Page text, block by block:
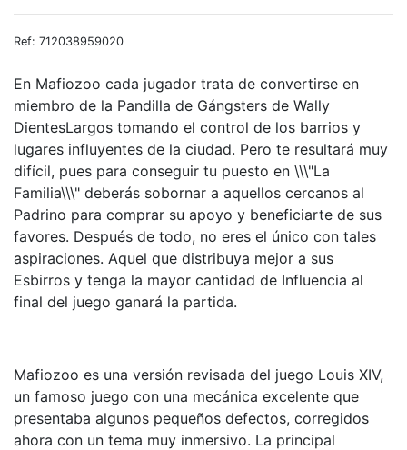
Ref: 712038959020
En Mafiozoo cada jugador trata de convertirse en
miembro de la Pandilla de Gángsters de Wally
DientesLargos tomando el control de los barrios y
lugares influyentes de la ciudad. Pero te resultará muy
difícil, pues para conseguir tu puesto en \\\"La
Familia\\\" deberás sobornar a aquellos cercanos al
Padrino para comprar su apoyo y beneficiarte de sus
favores. Después de todo, no eres el único con tales
aspiraciones. Aquel que distribuya mejor a sus
Esbirros y tenga la mayor cantidad de Influencia al
final del juego ganará la partida.
Mafiozoo es una versión revisada del juego Louis XIV,
un famoso juego con una mecánica excelente que
presentaba algunos pequeños defectos, corregidos
ahora con un tema muy inmersivo. La principal